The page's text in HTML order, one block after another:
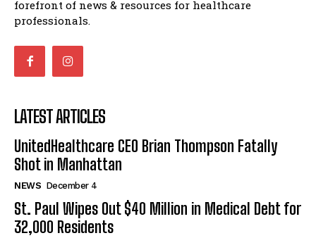
forefront of news & resources for healthcare
professionals.
LATEST ARTICLES
UnitedHealthcare CEO Brian Thompson Fatally
Shot in Manhattan
NEWS December 4
St. Paul Wipes Out $40 Million in Medical Debt for
32,000 Residents